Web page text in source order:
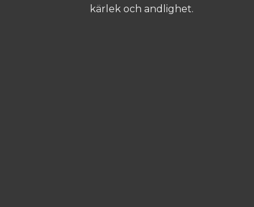
kärlek och andlighet.